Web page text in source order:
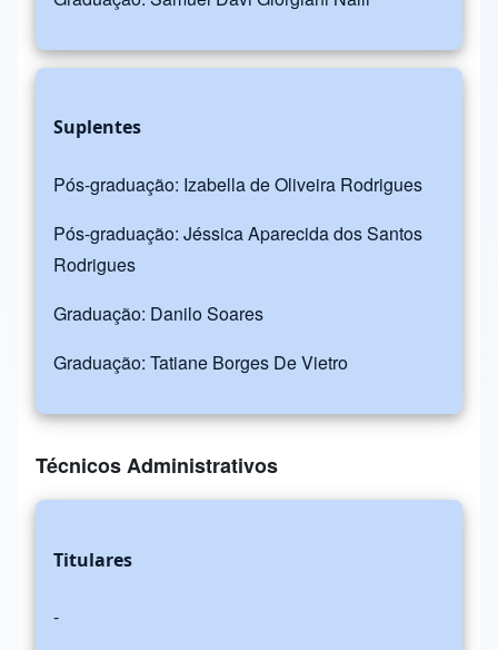
Suplentes
Pós-graduação: Izabella de Oliveira Rodrigues
Pós-graduação: Jéssica Aparecida dos Santos
Rodrigues
Graduação: Danilo Soares
Graduação: Tatiane Borges De Vietro
Técnicos Administrativos
Titulares
-